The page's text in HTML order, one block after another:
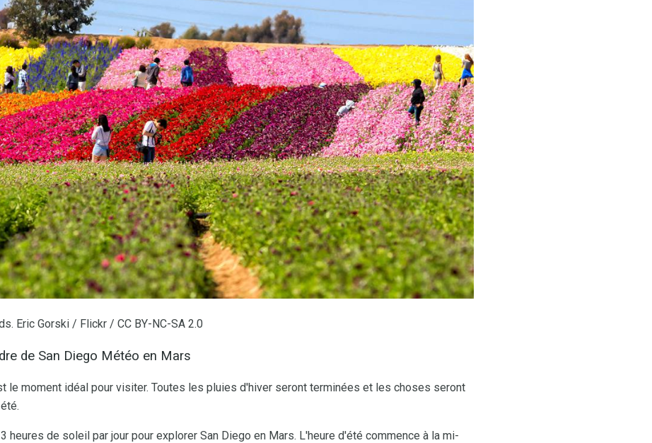
Eric Gorski / Flickr / CC BY-NC-SA 2.0
de San Diego Météo en Mars
le moment idéal pour visiter. Toutes les pluies d'hiver seront terminées et les choses seront
heures de soleil par jour pour explorer San Diego en Mars. L'heure d'été commence à la mi-